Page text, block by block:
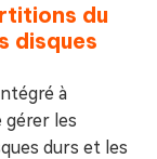
du
disques
à
gérer les
durs et les